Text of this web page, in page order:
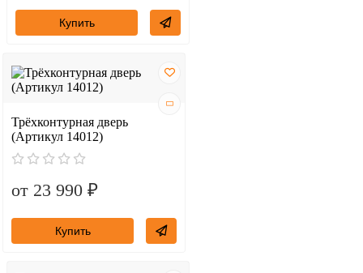
Купить
Трёхконтурная дверь
(Артикул 14012)
от 23 990 ₽
Купить